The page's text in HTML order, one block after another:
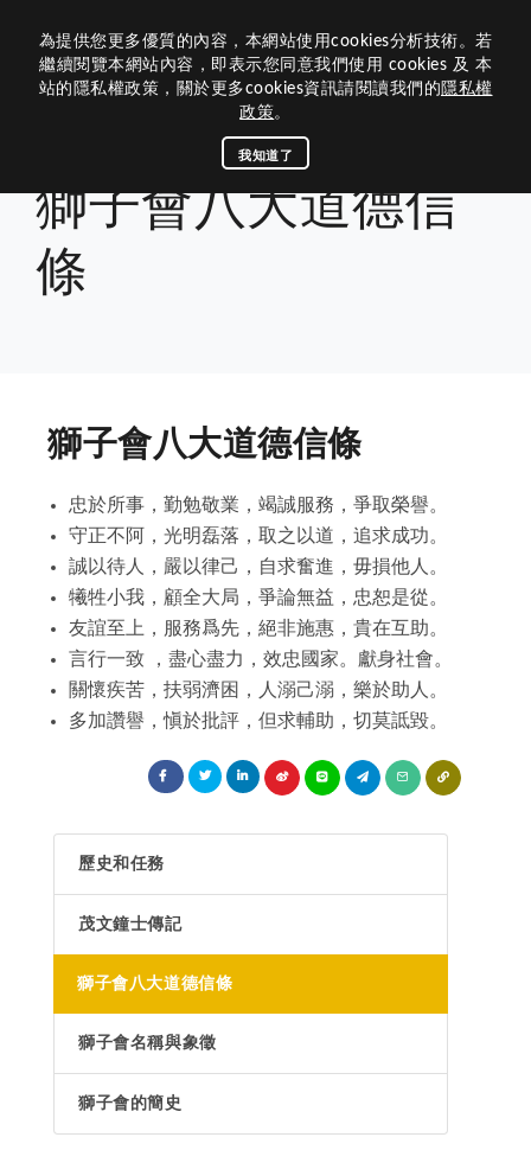
歷屆網站
關於我們
300B 3區的沿革
年度主題與LOGO
八大宗旨與信條
獅子會的簡史
內閣團隊
區內閣
前總監
諮議
區策顧問
專區主席
委員會主席
分會會長
講師團
活動媒體
活動專區
區行事曆
B 3區活動相簿
資訊中心
專刊手冊
獅訊專刊
相關連結
300B複合區
台灣獅子會基金會
L.C.T.F.台灣基金
LCIF捐款名錄
LCTF捐款名錄
LCIF捐款總額表
捐獻榮譽
獅友捐獻榮譽榜
300B 3區
聯絡300B 3區
各分會
聯絡分會
回首頁
為提供您更多優質的內容，本網站使用cookies分析技術。若
繼續閱覽本網站內容，即表示您同意我們使用 cookies 及 本
站的隱私權政策，關於更多cookies資訊請閱讀我們的 隱私權
政策。
我知道了
獅子會八大道德信條
獅子會八大道德信
條
獅子會八大道德信條
忠於所事，勤勉敬業，竭誠服務，爭取榮譽。
守正不阿，光明磊落，取之以道，追求成功。
誠以待人，嚴以律己，自求奮進，毋損他人。
犧牲小我，顧全大局，爭論無益，忠恕是從。
友誼至上，服務爲先，絕非施惠，貴在互助。
言行一致 ，盡心盡力，效忠國家。獻身社會。
關懷疾苦，扶弱濟困，人溺己溺，樂於助人。
多加讚譽，愼於批評，但求輔助，切莫詆毀。
歷史和任務
茂文鐘士傳記
獅子會八大道德信條
獅子會名稱與象徵
獅子會的簡史